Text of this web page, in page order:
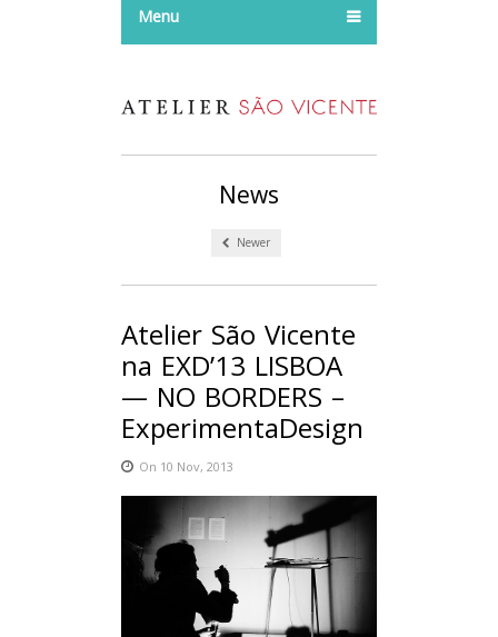
Menu
News
Newer
Atelier São Vicente
na EXD’13 LISBOA
— NO BORDERS –
ExperimentaDesign
On 10 Nov, 2013